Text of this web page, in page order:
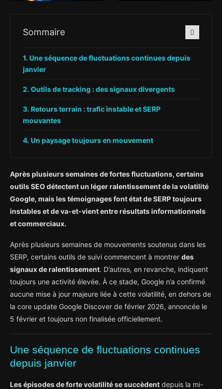
Sommaire
Une séquence de fluctuations continues depuis
janvier
Outils de tracking : des signaux divergents
Retours terrain : trafic instable et SERP
mouvantes
Un paysage toujours en mouvement
Après plusieurs semaines de fortes fluctuations, certains
outils SEO détectent un léger ralentissement de la volatilité
Google, mais les témoignages font état de SERP toujours
instables et de va-et-vient entre résultats informationnels
et commerciaux.
Après plusieurs semaines de mouvements soutenus dans les
SERP, certains outils de suivi commencent à montrer des
signaux de ralentissement. D’autres, en revanche, indiquent
toujours une activité élevée. À ce stade, Google n’a confirmé
aucune mise à jour majeure liée à cette volatilité, en dehors de
la core update Google Discover de février 2026, annoncée le
5 février et toujours non finalisée officiellement.
Une séquence de fluctuations continues
depuis janvier
Les épisodes de forte volatilité se succèdent depuis la mi-